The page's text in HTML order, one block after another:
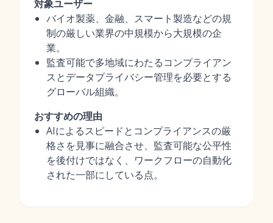
対象ユーザー
バイオ製薬、金融、スマート製造などの規
制の厳しい業界の中規模から大規模の企
業。
監査可能で多地域にわたるコンプライアン
スとデータプライバシー管理を必要とする
グローバル組織。
おすすめの理由
AIによるスピードとコンプライアンスの厳
格さを見事に融合させ、監査可能な公平性
を後付けではなく、ワークフローの自動化
された一部にしている点。